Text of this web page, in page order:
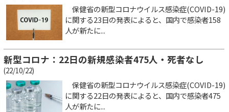
保健省の新型コロナウイルス感染症(COVID-19)
に関する23日の発表によると、国内で感染者158
人が新たに...
新型コロナ：22日の新規感染者475人・死者なし
(22/10/22)
保健省の新型コロナウイルス感染症(COVID-19)
に関する22日の発表によると、国内で感染者475
人が新たに...